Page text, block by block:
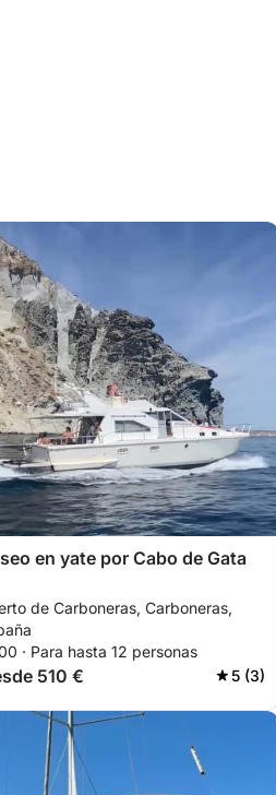
en yate por Cabo de Gata
de Carboneras, Carboneras,
· Para hasta 12 personas
510 € 5 (3)